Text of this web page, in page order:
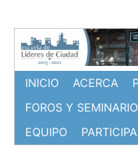
contenido
INICIO ACERCA
FOROS Y
EQUIPO